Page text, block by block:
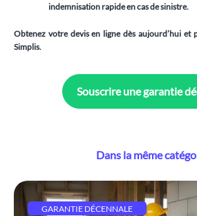
indemnisation rapide en cas de sinistre.
Obtenez votre devis en ligne dès aujourd’hui et
Simplis.
Souscrire une garantie
Dans la même
GARANTIE DÉCENNALE